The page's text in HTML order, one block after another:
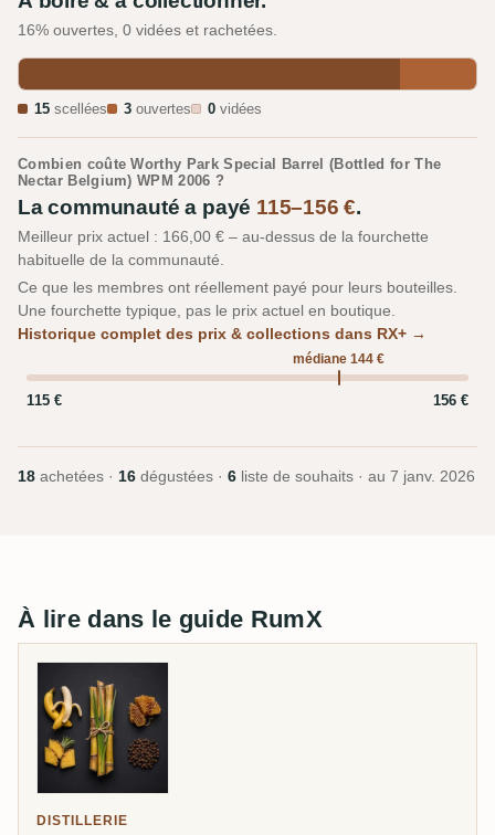
16% ouvertes, 0 vidées et rachetées.
15 scellées 3 ouvertes 0 vidées
Combien coûte Worthy Park Special Barrel (Bottled for The
Nectar Belgium) WPM 2006 ?
La communauté a payé 115–156 €.
Meilleur prix actuel : 166,00 € – au-dessus de la fourchette
habituelle de la communauté.
Ce que les membres ont réellement payé pour leurs bouteilles.
Une fourchette typique, pas le prix actuel en boutique.
Historique complet des prix & collections dans RX+ →
médiane 144 €
115 € 156 €
18 achetées · 16 dégustées · 6 liste de souhaits · au 7 janv. 2026
À lire dans le guide RumX
DISTILLERIE